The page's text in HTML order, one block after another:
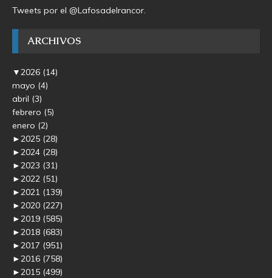
Tweets por el @Lafosadelrancor.
ARCHIVOS
▼2026 (14)
mayo (4)
abril (3)
febrero (5)
enero (2)
►2025 (28)
►2024 (28)
►2023 (31)
►2022 (51)
►2021 (139)
►2020 (227)
►2019 (585)
►2018 (683)
►2017 (951)
►2016 (758)
►2015 (499)